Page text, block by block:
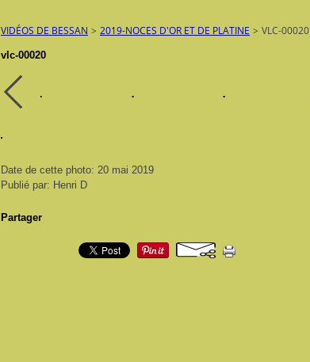
VIDÉOS DE BESSAN > 2019-NOCES D'OR ET DE PLATINE > VLC-00020
vlc-00020
Date de cette photo: 20 mai 2019
Publié par: Henri D
Partager